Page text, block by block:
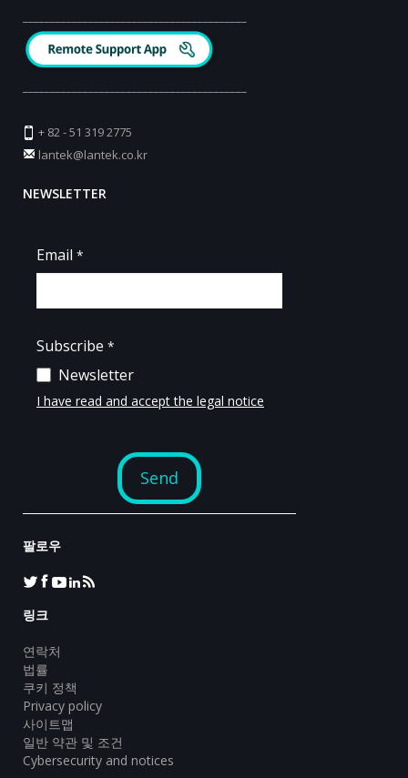
+ 82 - 51 319 2775
lantek@lantek.co.kr
NEWSLETTER
팔로우
링크
연락처
법률
쿠키 정책
Privacy policy
사이트맵
일반 약관 및 조건
Cybersecurity and notices